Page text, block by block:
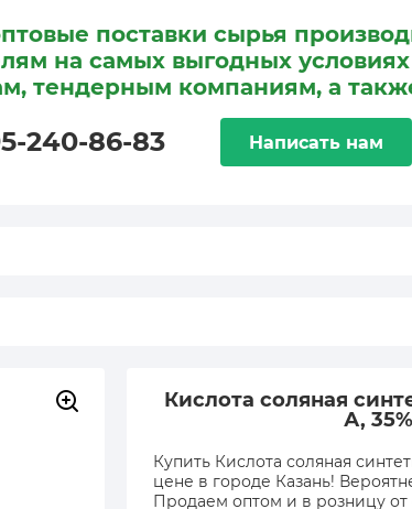
поставки сырья
на самых выгодных
тендерным компаниям, а
240-86-83 Написать нам
Кислота соляная
А, 35%
Купить Кислота соляная
цене в городе Казань!
Продаем оптом и в розницу